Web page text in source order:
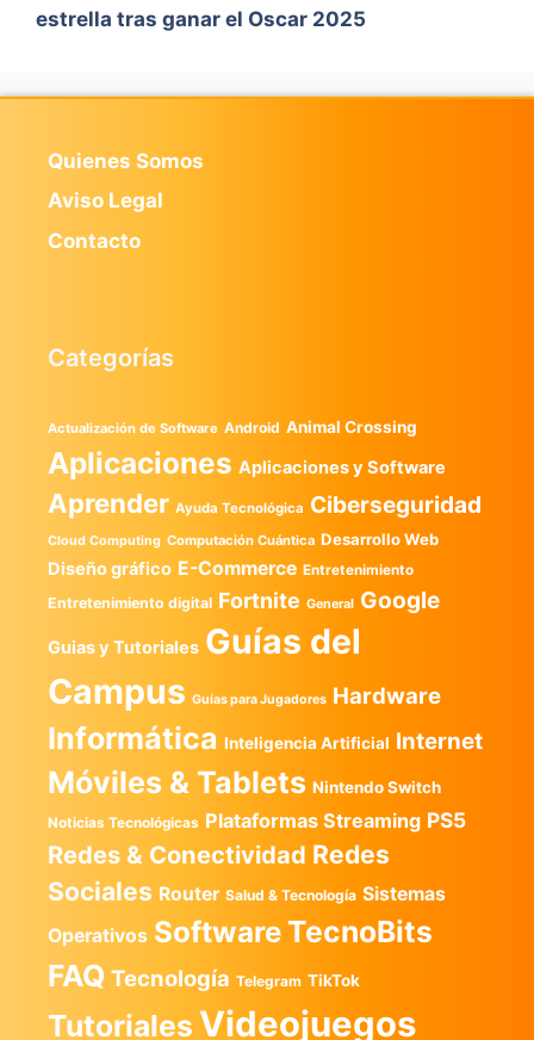
estrella tras ganar el Oscar 2025
Quienes Somos
Aviso Legal
Contacto
Categorías
Actualización de Software Android Animal Crossing
Aplicaciones Aplicaciones y Software
Aprender Ayuda Tecnológica Ciberseguridad
Cloud Computing Computación Cuántica Desarrollo Web
Diseño gráfico E-Commerce Entretenimiento
Entretenimiento digital Fortnite General Google
Guias y Tutoriales Guías del
Campus Guías para Jugadores Hardware
Informática Inteligencia Artificial Internet
Móviles & Tablets Nintendo Switch
Noticias Tecnológicas Plataformas Streaming PS5
Redes & Conectividad Redes
Sociales Router Salud & Tecnología Sistemas
Operativos SoftwareTecnoBits
FAQ Tecnología Telegram TikTok
Tutoriales Videojuegos